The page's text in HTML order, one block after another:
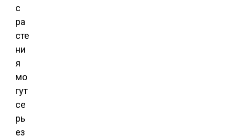
с
ра
сте
ни
я
мо
гут
се
рь
ез